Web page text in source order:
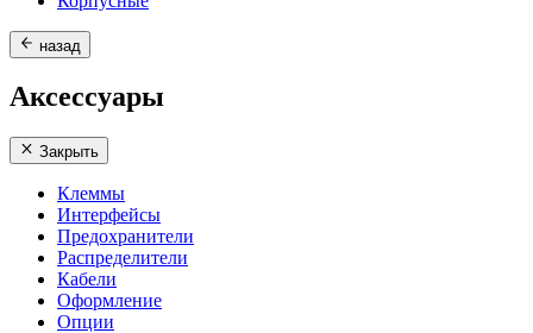
назад
Аксессуары
Закрыть
Клеммы
Интерфейсы
Предохранители
Распределители
Кабели
Оформление
Опции